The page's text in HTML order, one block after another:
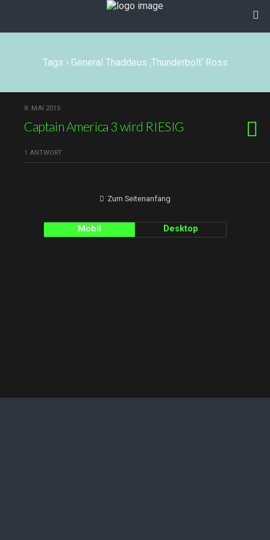
Tags › General Thaddeus ‚Thunderbolt‘ Ross
8. MAI 2015
Captain America 3 wird RIESIG
1 ANTWORT
Zum Seitenanfang
Mobil Desktop